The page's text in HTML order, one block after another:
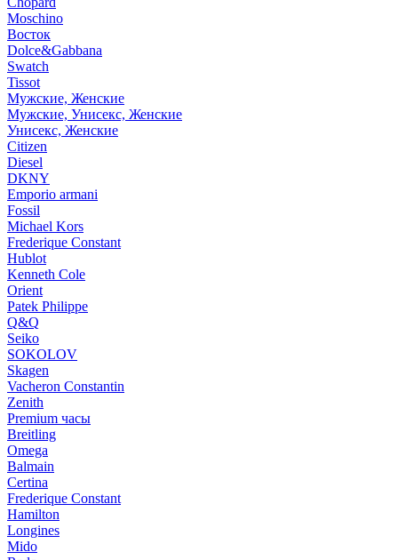
Moschino
Восток
Dolce&Gabbana
Swatch
Tissot
Мужские, Женские
Мужские, Унисекс, Женские
Унисекс, Женские
Citizen
Diesel
DKNY
Emporio armani
Fossil
Michael Kors
Frederique Constant
Hublot
Kenneth Cole
Orient
Patek Philippe
Q&Q
Seiko
SOKOLOV
Skagen
Vacheron Constantin
Zenith
Premium часы
Breitling
Omega
Balmain
Certina
Frederique Constant
Hamilton
Longines
Mido